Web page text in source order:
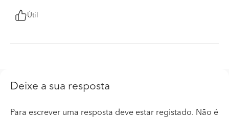
Útil
Deixe a sua resposta
Para escrever uma resposta deve estar registado. Não é